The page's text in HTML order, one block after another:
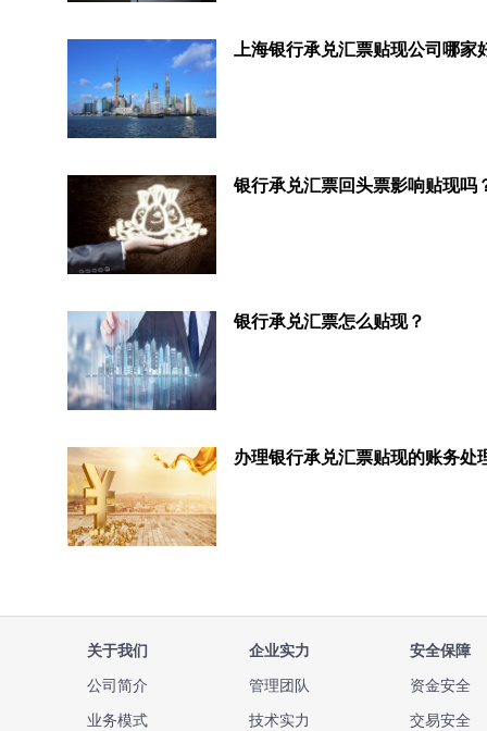
上海银行承兑汇票贴现公司哪家
银行承兑汇票回头票影响贴现吗
银行承兑汇票怎么贴现？
办理银行承兑汇票贴现的账务处
关于我们
公司简介
业务模式
企业实力
管理团队
技术实力
安全保障
资金安全
交易安全